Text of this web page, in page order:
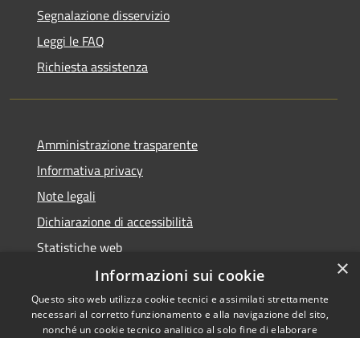
Segnalazione disservizio
Leggi le FAQ
Richiesta assistenza
Amministrazione trasparente
Informativa privacy
Note legali
Dichiarazione di accessibilità
Statistiche web
Copyright © 2026 • Comune di
×
Informazioni sui cookie
Questo sito web utilizza cookie tecnici e assimilati strettamente
necessari al corretto funzionamento e alla navigazione del sito,
nonché un cookie tecnico analitico al solo fine di elaborare